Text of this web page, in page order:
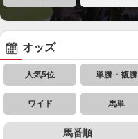
オッズ
人気5位 単勝・複勝
ワイド 馬単
馬番順